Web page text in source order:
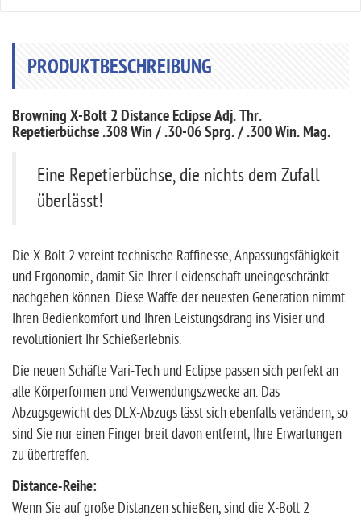
PRODUKTBESCHREIBUNG
Browning X-Bolt 2 Distance Eclipse Adj. Thr.
Repetierbüchse .308 Win / .30-06 Sprg. / .300 Win. Mag.
Eine Repetierbüchse, die nichts dem Zufall
überlässt!
Die X-Bolt 2 vereint technische Raffinesse, Anpassungsfähigkeit
und Ergonomie, damit Sie Ihrer Leidenschaft uneingeschränkt
nachgehen können. Diese Waffe der neuesten Generation nimmt
Ihren Bedienkomfort und Ihren Leistungsdrang ins Visier und
revolutioniert Ihr Schießerlebnis.
Die neuen Schäfte Vari-Tech und Eclipse passen sich perfekt an
alle Körperformen und Verwendungszwecke an. Das
Abzugsgewicht des DLX-Abzugs lässt sich ebenfalls verändern, so
sind Sie nur einen Finger breit davon entfernt, Ihre Erwartungen
zu übertreffen.
Distance-Reihe:
Wenn Sie auf große Distanzen schießen, sind die X-Bolt 2